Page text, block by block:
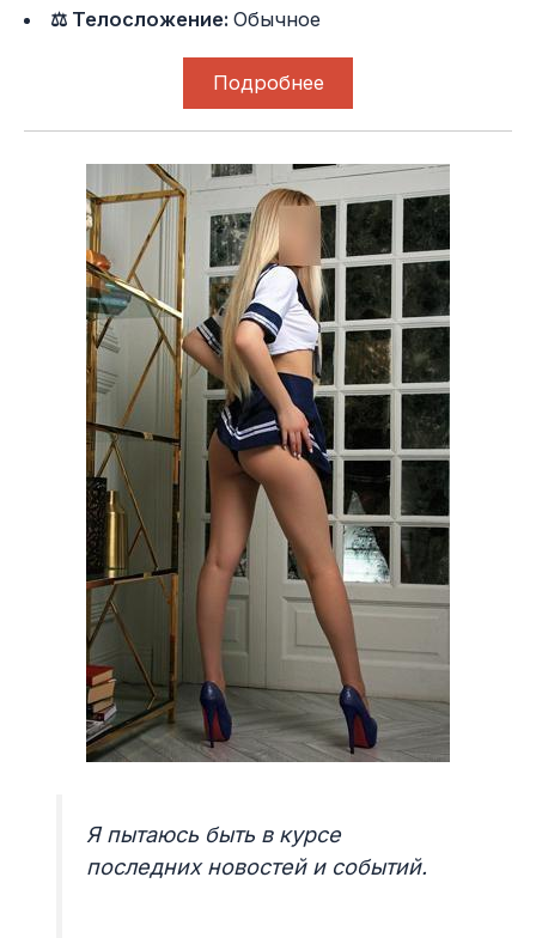
⚖ Телосложение:Обычное
Подробнее
Я пытаюсь быть в курсе
последних новостей и событий.